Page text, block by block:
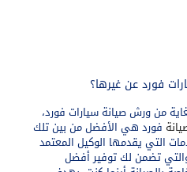
فورد عن غيرها؟
من ورش صيانة سيارات فورد،
فورد هي الأفضل من بين تلك
التي يقدمها الوكيل المعتمد
والتي تضمن لك توفير أفضل